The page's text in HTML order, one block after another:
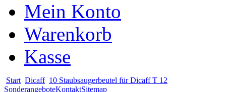
Mein Konto
Warenkorb
Kasse
Start Dicaff 10 Staubsaugerbeutel für Dicaff T 12
SonderangeboteKontaktSitemap